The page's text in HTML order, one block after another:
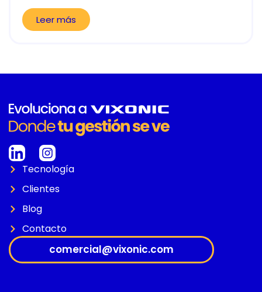
Leer más
Tecnología
Clientes
Blog
Contacto
comercial@vixonic.com